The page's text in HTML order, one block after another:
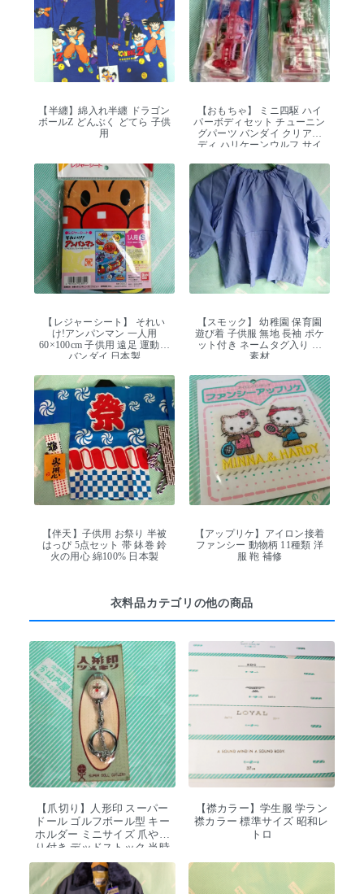
【半纏】綿入れ半纏 ドラゴン
ボールZ どんぶく どてら 子供
用
【おもちゃ】 ミニ四駆 ハイ
パーボディセット チューニン
グパーツ バンダイ クリアボ
ディ ハリケーンウルフ サイ
【レジャーシート】 それい
け!アンパンマン 一人用
60×100cm 子供用 遠足 運動会
バンダイ 日本製
【スモック】 幼稚園 保育園
遊び着 子供服 無地 長袖 ポケ
ット付き ネームタグ入り 綿
素材
【伴天】子供用 お祭り 半被
はっぴ 5点セット 帯 鉢巻 鈴
火の用心 綿100% 日本製
【アップリケ】アイロン接着
ファンシー 動物柄 11種類 洋
服 鞄 補修
衣料品カテゴリの他の商品
【爪切り】人形印 スーパー
ドール ゴルフボール型 キー
ホルダー ミニサイズ 爪やす
り付き デッドストック 当時
物
【襟カラー】学生服 学ラン
襟カラー 標準サイズ 昭和レ
トロ